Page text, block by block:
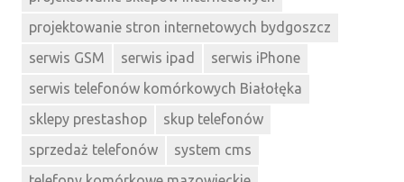
projektowanie stron internetowych bydgoszcz
serwis GSM
serwis ipad
serwis iPhone
serwis telefonów komórkowych Białołęka
sklepy prestashop
skup telefonów
sprzedaż telefonów
system cms